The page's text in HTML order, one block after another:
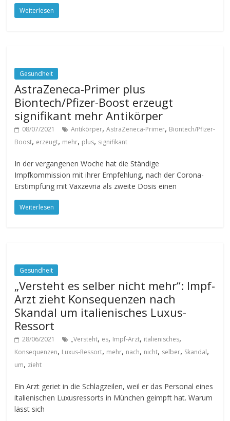
Weiterlesen
Gesundheit
AstraZeneca-Primer plus
Biontech/Pfizer-Boost erzeugt
signifikant mehr Antikörper
08/07/2021 Antikörper,AstraZeneca-Primer, Biontech/Pfizer-
Boost, erzeugt, mehr, plus, signifikant
In der vergangenen Woche hat die Ständige
Impfkommission mit ihrer Empfehlung, nach der Corona-
Erstimpfung mit Vaxzevria als zweite Dosis einen
Weiterlesen
Gesundheit
„Versteht es selber nicht mehr“: Impf-
Arzt zieht Konsequenzen nach
Skandal um italienisches Luxus-
Ressort
28/06/2021 „Versteht, es, Impf-Arzt, italienisches,
Konsequenzen, Luxus-Ressort, mehr, nach, nicht, selber, Skandal,
um, zieht
Ein Arzt geriet in die Schlagzeilen, weil er das Personal eines
italienischen Luxusressorts in München geimpft hat. Warum
lässt sich